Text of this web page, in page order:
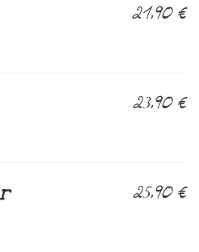
21,90 €
23,90 €
25,90 €